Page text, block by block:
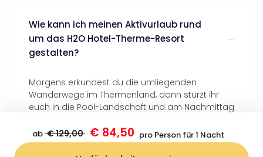
Wie kann ich meinen Aktivurlaub rund
um das H2O Hotel-Therme-Resort
gestalten?
Morgens erkundest du die umliegenden
Wanderwege im Thermenland, dann stürzt ihr
euch in die Pool-Landschaft und am Nachmittag
direkter Hotelnähe.
ab € 129,00 € 84,50 pro Person für 1 Nacht